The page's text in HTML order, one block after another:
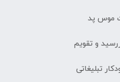
موس پد
و تقویم
تبلیغاتی